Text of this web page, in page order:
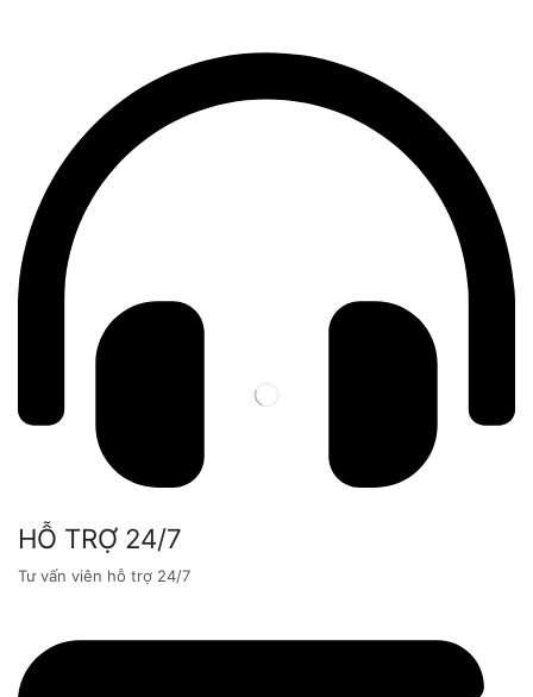
HỖ TRỢ 24/7
Tư vấn viên hỗ trợ 24/7